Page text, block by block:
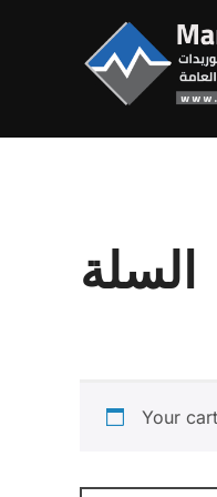
السلة
Your